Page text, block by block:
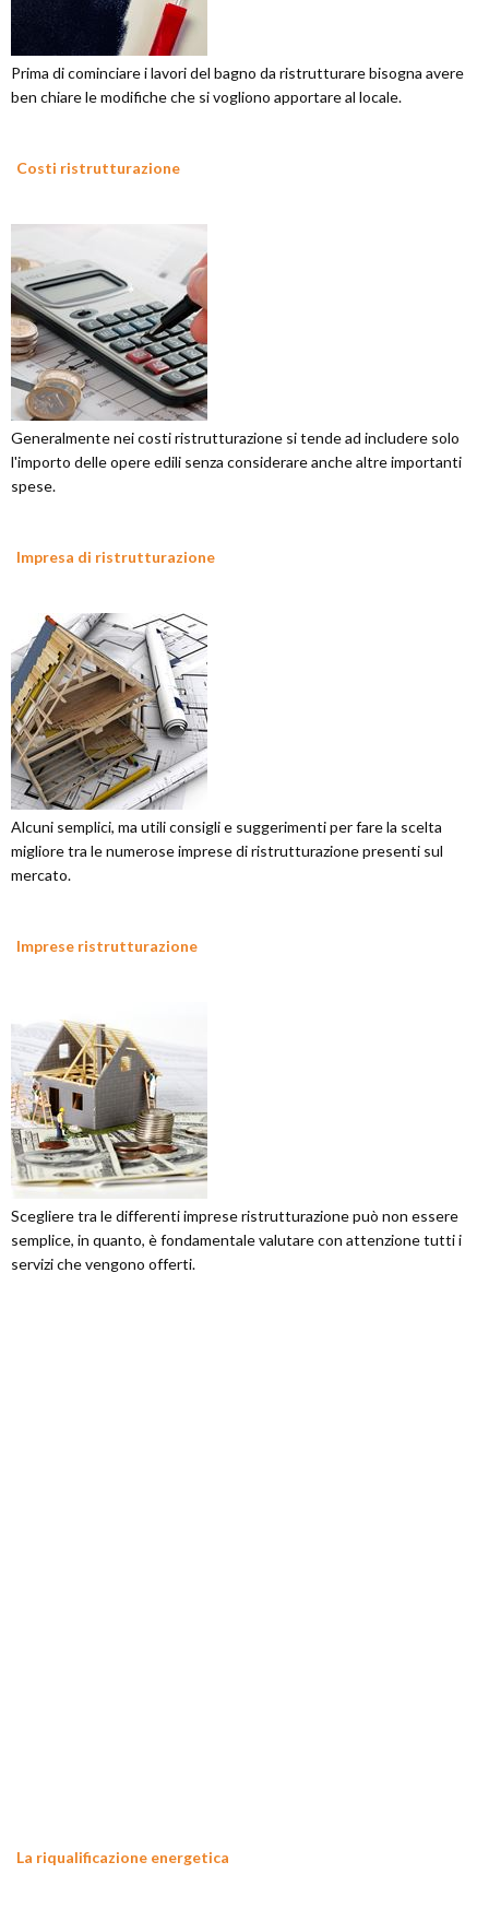
Prima di cominciare i lavori del bagno da ristrutturare bisogna avere
ben chiare le modifiche che si vogliono apportare al locale.
Costi ristrutturazione
Generalmente nei costi ristrutturazione si tende ad includere solo
l'importo delle opere edili senza considerare anche altre importanti
spese.
Impresa di ristrutturazione
Alcuni semplici, ma utili consigli e suggerimenti per fare la scelta
migliore tra le numerose imprese di ristrutturazione presenti sul
mercato.
Imprese ristrutturazione
Scegliere tra le differenti imprese ristrutturazione può non essere
semplice, in quanto, è fondamentale valutare con attenzione tutti i
servizi che vengono offerti.
La riqualificazione energetica